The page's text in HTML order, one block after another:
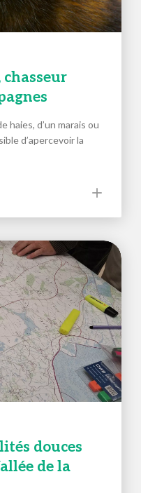
chasseur
haies, d’un marais ou
d’apercevoir la
douces
de la